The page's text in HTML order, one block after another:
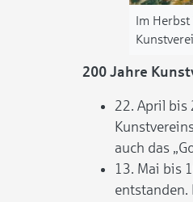
Im
200 Jahre
22. April bis
auch das
13. Mai bis
entstanden.